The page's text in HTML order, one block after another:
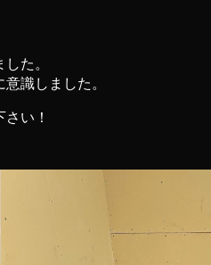
た。
識しました。
い！